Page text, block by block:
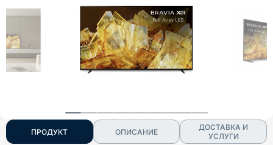
ПРОДУКТ ОПИСАНИЕ
ДОСТАВКА И
УСЛУГИ